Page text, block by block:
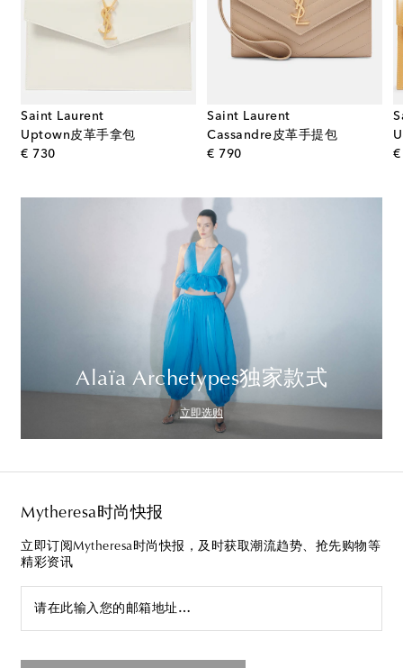
Saint Laurent
Uptown皮革手拿包
€ 730original price
Saint Laurent
Cassandre皮革手提包
€ 790original price €
Alaïa Archetypes独家款式
立即选购
Mytheresa时尚快报
立即订阅Mytheresa时尚快报，及时获取潮流趋势、抢先购物等
精彩资讯
请在此输入您的邮箱地址…